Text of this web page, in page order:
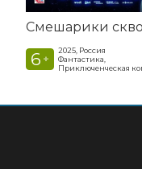
6 +
2025, Россия
Фантастика,
Приключенческая